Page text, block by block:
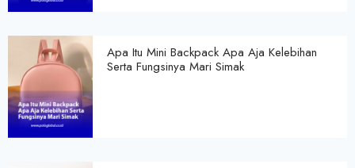
Apa Itu Mini Backpack Apa Aja Kelebihan
Serta Fungsinya Mari Simak